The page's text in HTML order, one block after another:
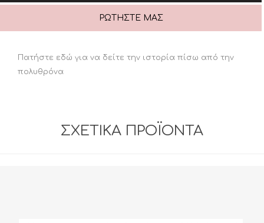
ΡΩΤΉΣΤΕ ΜΑΣ
Πατήστε εδώ για να δείτε την ιστορία πίσω από την
πολυθρόνα
ΣΧΕΤΙΚΆ ΠΡΟΪΌΝΤΑ